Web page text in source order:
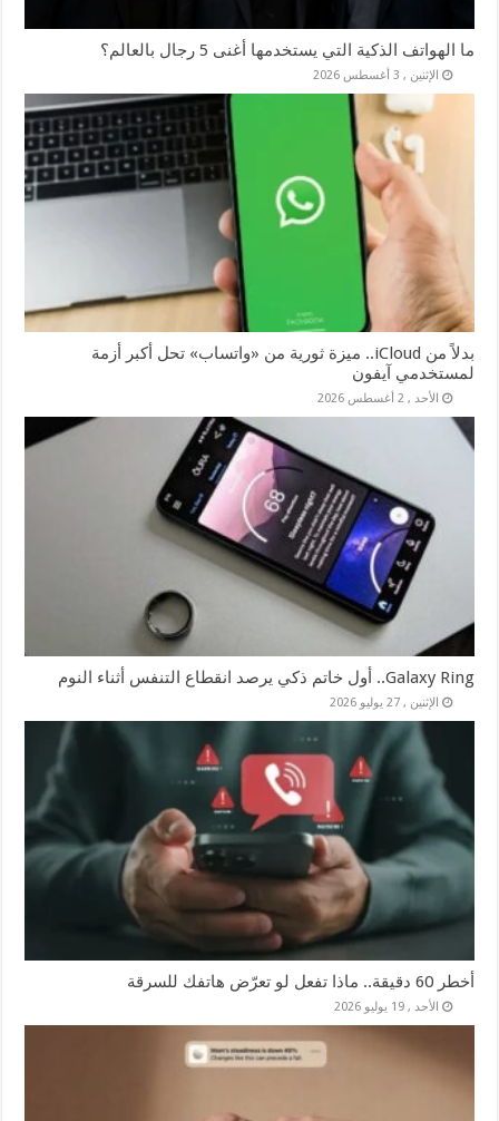
ما الهواتف الذكية التي يستخدمها أغنى 5 رجال بالعالم؟
الإثنين , 3 أغسطس 2026
بدلاً من iCloud.. ميزة ثورية من «واتساب» تحل أكبر أزمة
لمستخدمي آيفون
الأحد , 2 أغسطس 2026
Galaxy Ring.. أول خاتم ذكي يرصد انقطاع التنفس أثناء النوم
الإثنين , 27 يوليو 2026
أخطر 60 دقيقة.. ماذا تفعل لو تعرّض هاتفك للسرقة
الأحد , 19 يوليو 2026